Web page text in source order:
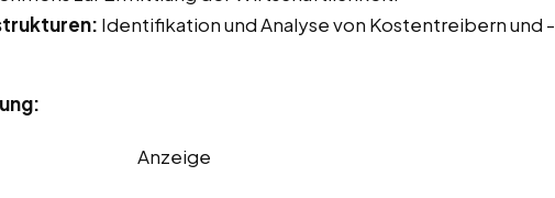
Identifikation und Analyse von Kostentreibern und -
Anzeige